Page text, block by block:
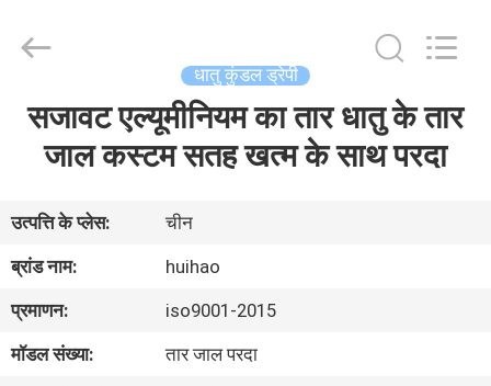
घर
हमारे
बारे
Mesh
Product
Reserved.
धातु कुंडल ड्रेपी
सजावट एल्यूमीनियम का तार धातु के तार
जाल कस्टम सतह खत्म के साथ परदा
उत्पत्ति के प्लेस:
चीन
ब्रांड नाम:
huihao
प्रमाणन:
iso9001-2015
मॉडल संख्या:
तार जाल परदा